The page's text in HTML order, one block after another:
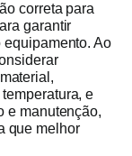
correta para
garantir
Ao
e
e manutenção,
que melhor